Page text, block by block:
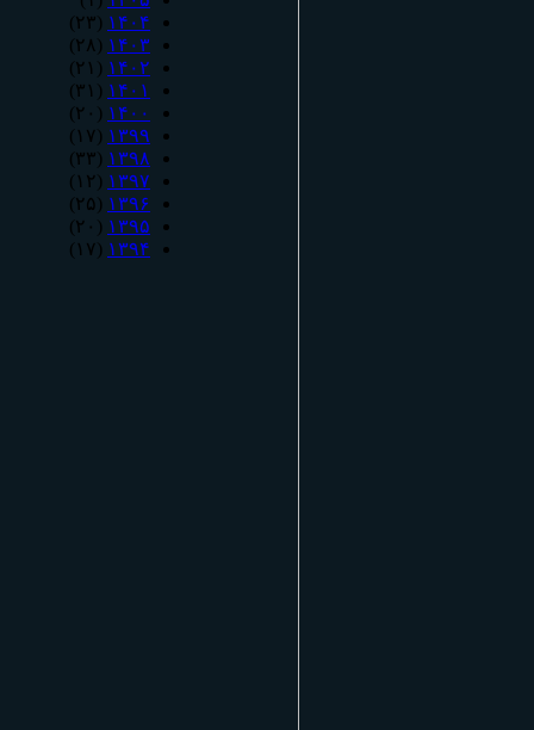
۱۴۰۴ (۲۳)
۱۴۰۳ (۲۸)
۱۴۰۲ (۲۱)
۱۴۰۱ (۳۱)
۱۴۰۰ (۲۰)
۱۳۹۹ (۱۷)
۱۳۹۸ (۳۳)
۱۳۹۷ (۱۲)
۱۳۹۶ (۲۵)
۱۳۹۵ (۲۰)
۱۳۹۴ (۱۷)